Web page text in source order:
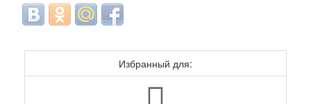
Избранный для: